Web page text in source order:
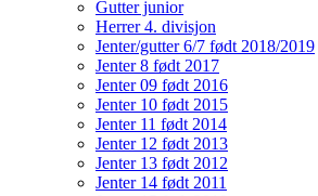
Gutter junior
Herrer 4. divisjon
Jenter/gutter 6/7 født 2018/2019
Jenter 8 født 2017
Jenter 09 født 2016
Jenter 10 født 2015
Jenter 11 født 2014
Jenter 12 født 2013
Jenter 13 født 2012
Jenter 14 født 2011